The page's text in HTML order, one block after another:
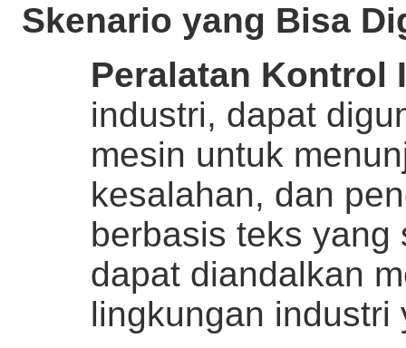
Skenario yang Bisa
Peralatan Kontrol
industri, dapat
mesin untuk
kesalahan, dan
berbasis teks yang
dapat diandalkan
lingkungan industri